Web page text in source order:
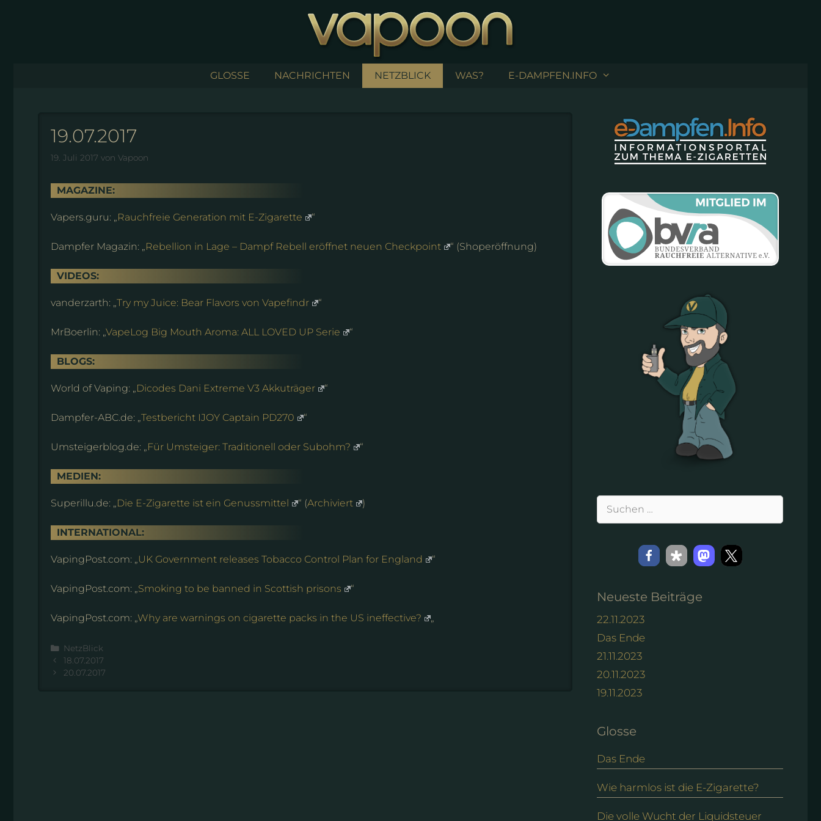
GLOSSE NACHRICHTEN NETZBLICK WAS? E-DAMPFEN.INFO
19.07.2017
19. Juli 2017 von Vapoon
MAGAZINE:
Vapers.guru: „ Rauchfreie Generation mit E-Zigarette “
Dampfer Magazin: „ Rebellion in Lage – Dampf Rebell eröffnet neuen Checkpoint “ (Shoperöffnung)
VIDEOS:
vanderzarth: „ Try my Juice: Bear Flavors von Vapefindr “
MrBoerlin: „VapeLog Big Mouth Aroma: ALL LOVED UP Serie “
BLOGS:
World of Vaping: „ Dicodes Dani Extreme V3 Akkuträger “
Dampfer-ABC.de: „ Testbericht IJOY Captain PD270 “
Umsteigerblog.de: „ Für Umsteiger: Traditionell oder Subohm? “
MEDIEN:
Superillu.de: „ Die E-Zigarette ist ein Genussmittel “ (Archiviert )
INTERNATIONAL:
VapingPost.com: „ UK Government releases Tobacco Control Plan for England “
VapingPost.com: „ Smoking to be banned in Scottish prisons “
VapingPost.com: „ Why are warnings on cigarette packs in the US ineffective? „
Kategorien
NetzBlick
18.07.2017
20.07.2017
Suchen
Neueste Beiträge
22.11.2023
Das Ende
21.11.2023
20.11.2023
19.11.2023
Glosse
Das Ende
Wie harmlos ist die E-Zigarette?
Die volle Wucht der Liquidsteuer